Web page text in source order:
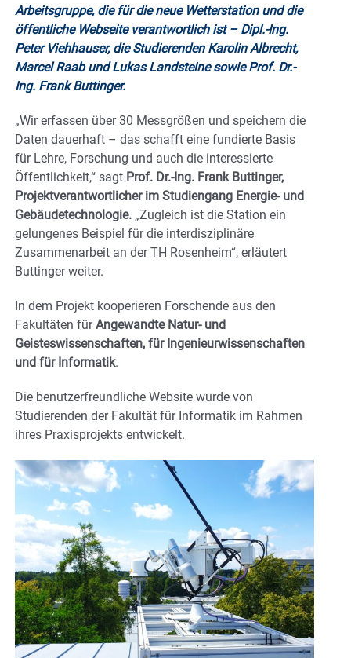
Arbeitsgruppe, die für die neue Wetterstation und die
öffentliche Webseite verantwortlich ist – Dipl.-Ing.
Peter Viehhauser, die Studierenden Karolin Albrecht,
Marcel Raab und Lukas Landsteine sowie Prof. Dr.-
Ing. Frank Buttinger.
„Wir erfassen über 30 Messgrößen und speichern die
Daten dauerhaft – das schafft eine fundierte Basis
für Lehre, Forschung und auch die interessierte
Öffentlichkeit,“ sagt Prof. Dr.-Ing. Frank Buttinger,
Projektverantwortlicher im Studiengang Energie- und
Gebäudetechnologie. „Zugleich ist die Station ein
gelungenes Beispiel für die interdisziplinäre
Zusammenarbeit an der TH Rosenheim“, erläutert
Buttinger weiter.
In dem Projekt kooperieren Forschende aus den
Fakultäten fürAngewandte Natur- und
Geisteswissenschaften, für Ingenieurwissenschaften
und für Informatik.
Die benutzerfreundliche Website wurde von
Studierenden der Fakultät für Informatik im Rahmen
ihres Praxisprojekts entwickelt.